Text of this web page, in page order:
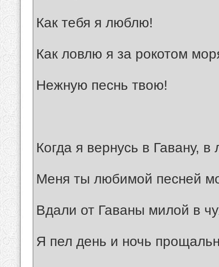
Как тебя я люблю!
Как ловлю я за рокотом
Нежную песнь твою!
Когда я вернусь в Гавану, в
Меня ты любимой песней
Вдали от Гаваны милой в
Я пел день и ночь